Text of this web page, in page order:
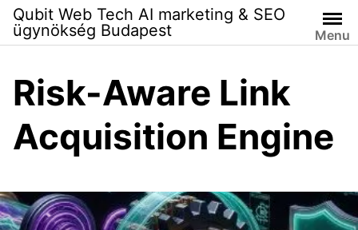
Skip
content
Qubit Web Tech AI marketing & SEO
ügynökség Budapest
Menu
Risk-Aware Link
Acquisition Engine